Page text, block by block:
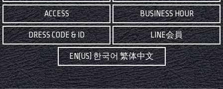
ACCESS BUSINESS HOUR
DRESS CODE & ID LINE会員
EN(US) 한국어 繁体中文